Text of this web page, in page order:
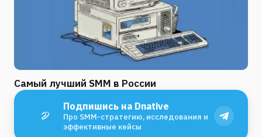
Самый лучший SMM в России
Подпишись на Dnative
Про SMM-стратегию, исследования и
эффективные кейсы